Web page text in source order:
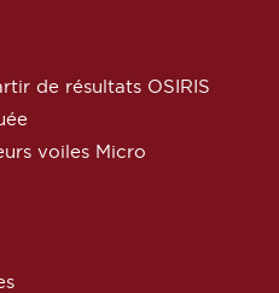
de résultats OSIRIS
voiles Micro